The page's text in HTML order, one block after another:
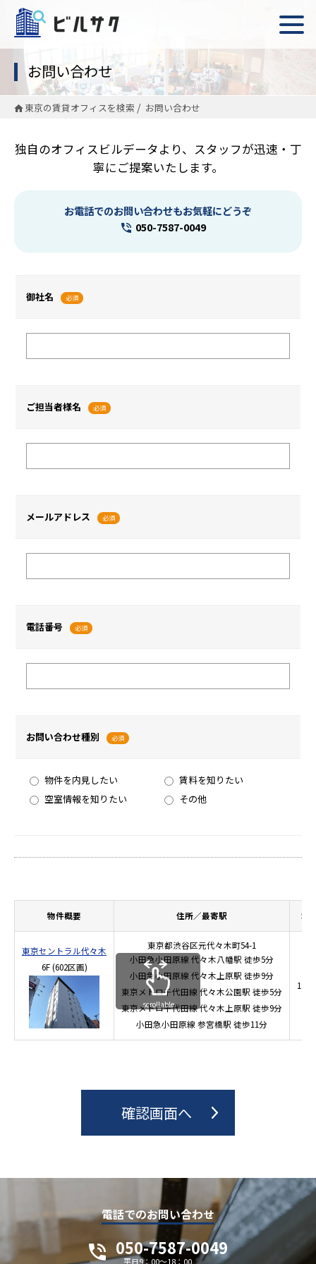
お問い合わせ
東京の賃貸オフィスを検索 お問い合わせ
独自のオフィスビルデータより、スタッフが迅速・丁
寧にご提案いたします。
お電話でのお問い合わせもお気軽にどうぞ
050-7587-0049
御社名 必須
ご担当者様名 必須
メールアドレス 必須
電話番号 必須
お問い合わせ種別 必須
物件を内見したい
賃料を知りたい
空室情報を知りたい
その他
物件概要 住所／最寄駅 竣
東京セントラル代々木
6F (602区画)
東京都渋谷区元代々木町54-1
小田急小田原線 代々木八幡駅 徒歩5分
小田急小田原線 代々木上原駅 徒歩9分
東京メトロ千代田線 代々木公園駅 徒歩5分
東京メトロ千代田線代々木上原駅 徒歩9分
小田急小田原線 参宮橋駅 徒歩11分
scrollable
電話でのお問い合わせ
050-7587-0049
平日9：00～18：00